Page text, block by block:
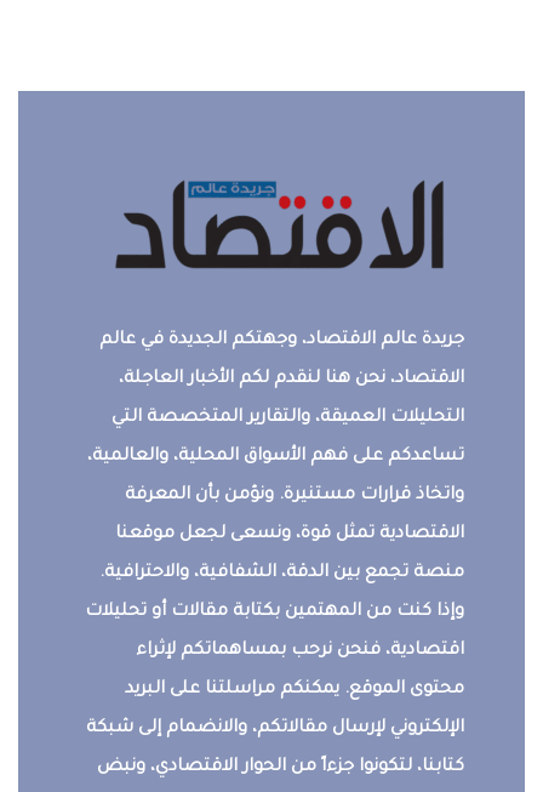
جريدة عالم الاقتصاد، وجهتكم الجديدة في عالم
الاقتصاد، نحن هنا لنقدم لكم الأخبار العاجلة،
التحليلات العميقة، والتقارير المتخصصة التي
تساعدكم على فهم الأسواق المحلية، والعالمية،
واتخاذ قرارات مستنيرة. ونؤمن بأن المعرفة
الاقتصادية تمثل قوة، ونسعى لجعل موقعنا
منصة تجمع بين الدقة، الشفافية، والاحترافية.
وإذا كنت من المهتمين بكتابة مقالات أو تحليلات
اقتصادية، فنحن نرحب بمساهماتكم لإثراء
محتوى الموقع. يمكنكم مراسلتنا على البريد
الإلكتروني لإرسال مقالاتكم، والانضمام إلى شبكة
كتابنا، لتكونوا جزءاً من الحوار الاقتصادي، ونبض